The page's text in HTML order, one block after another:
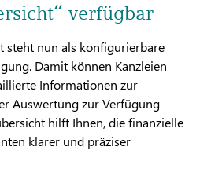
verfügbar
steht nun als konfigurierbare
Damit können Kanzleien
Informationen zur
Auswertung zur Verfügung
hilft Ihnen, die finanzielle
klarer und präziser